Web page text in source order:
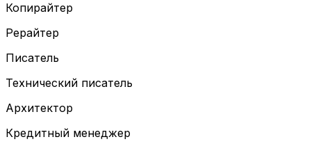
Копирайтер
Рерайтер
Писатель
Технический писатель
Архитектор
Кредитный менеджер